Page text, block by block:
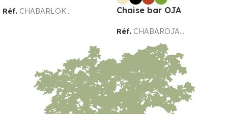
Réf. CHABARLOK... Chaise bar OJA
Réf. CHABAROJA...